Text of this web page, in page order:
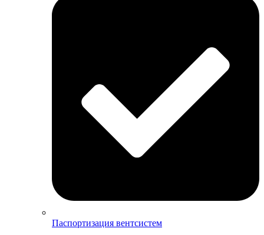
Паспортизация вентсистем